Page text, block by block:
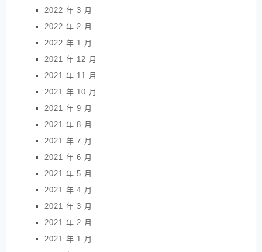
2022 年 3 月
2022 年 2 月
2022 年 1 月
2021 年 12 月
2021 年 11 月
2021 年 10 月
2021 年 9 月
2021 年 8 月
2021 年 7 月
2021 年 6 月
2021 年 5 月
2021 年 4 月
2021 年 3 月
2021 年 2 月
2021 年 1 月